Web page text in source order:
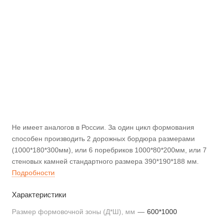
Не имеет аналогов в России. За один цикл формования
способен производить 2 дорожных бордюра размерами
(1000*180*300мм), или 6 поребриков 1000*80*200мм, или 7
стеновых камней стандартного размера 390*190*188 мм.
Подробности
Характеристики
Размер формовочной зоны (Д*Ш), мм — 600*1000